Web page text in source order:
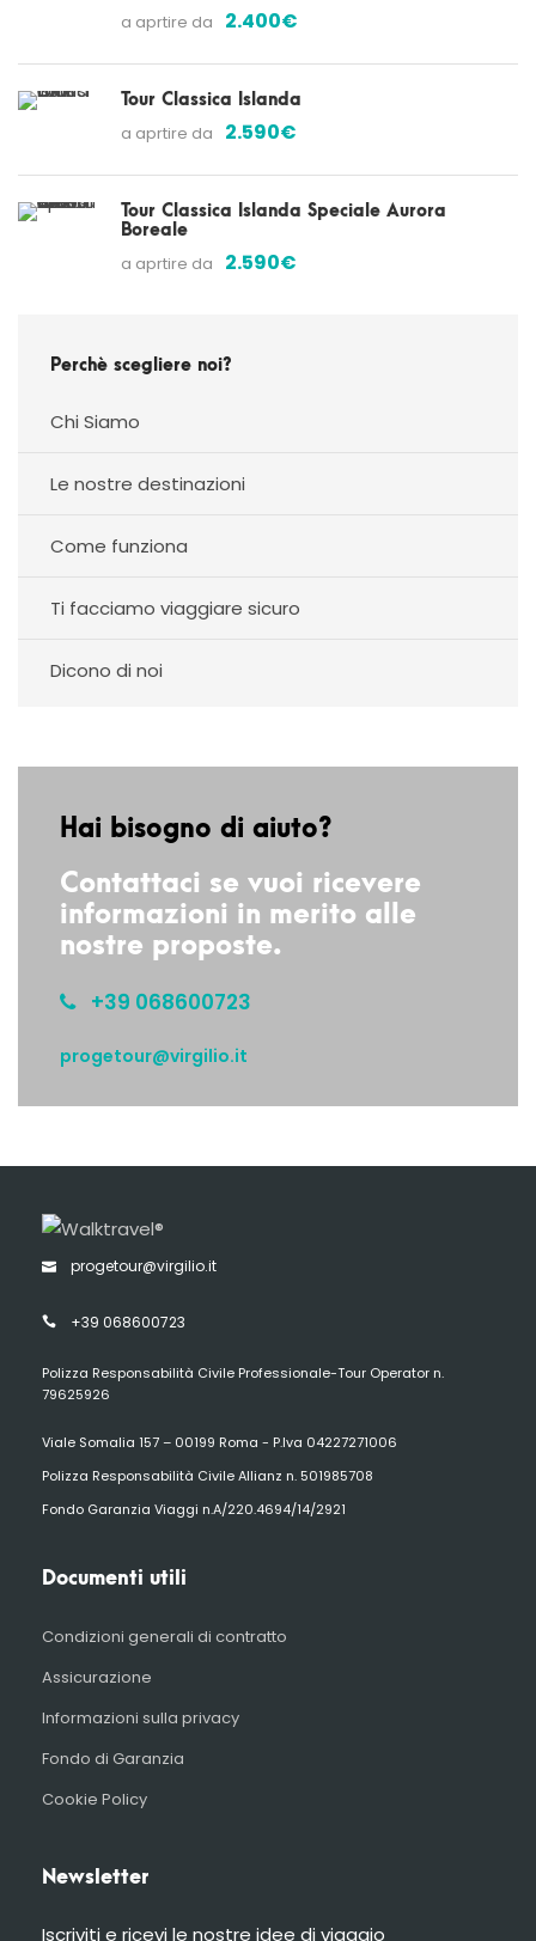
a aprtire da 2.400€
Tour Classica Islanda
a aprtire da 2.590€
Tour Classica Islanda Speciale Aurora
Boreale
a aprtire da 2.590€
Perchè scegliere noi?
Chi Siamo
Le nostre destinazioni
Come funziona
Ti facciamo viaggiare sicuro
Dicono di noi
Hai bisogno di aiuto?
Contattaci se vuoi ricevere
informazioni in merito alle
nostre proposte.
+39 068600723
progetour@virgilio.it
progetour@virgilio.it
+39 068600723
Polizza Responsabilità Civile Professionale-Tour Operator n.
79625926
Viale Somalia 157 – 00199 Roma - P.Iva 04227271006
Polizza Responsabilità Civile Allianz n. 501985708
Fondo Garanzia Viaggi n.A/220.4694/14/2921
Documenti utili
Condizioni generali di contratto
Assicurazione
Informazioni sulla privacy
Fondo di Garanzia
Cookie Policy
Newsletter
Iscriviti e ricevi le nostre idee di viaggio